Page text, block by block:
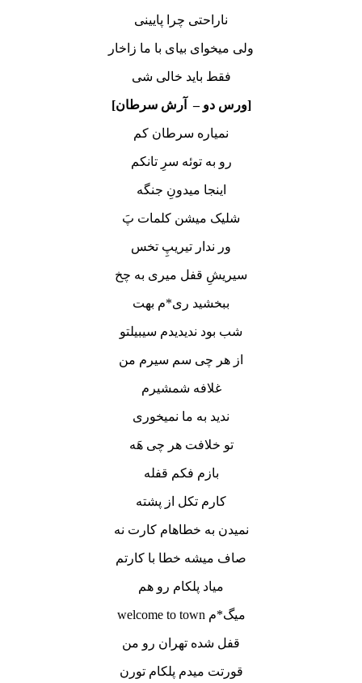
ناراحتی چرا پایینی
ولی میخوای بیای با ما زاخار
فقط باید خالی شی
[ورس دو – آرش سرطان]
نمیاره سرطان کم
رو به توئه سرِ تانکم
اینجا میدونِ جنگه
شلیک میشن کلمات پَ
ور ندار تیریپِ تخس
سیریشِ قفل میری به چخ
ببخشید ری*م بهت
شب بود ندیدیدم سیبیلتو
از هر چی سم سیرم من
غلافه شمشیرم
ندید به ما نمیخوری
تو خلافت هر چی هَه
بازم فکم قفله
کارم تکل از پشته
نمیدن به خطاهام کارت نه
صاف میشه خطا با کارتم
میاد پلکام رو هم
میگ*م welcome to town
قفل شده تهران رو من
قورتت میدم پلکام تورن